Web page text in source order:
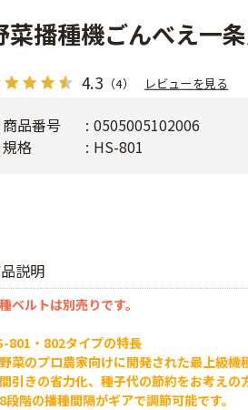
菜播種機ごんべえ一
4.3 （4） レビューを見る
説明
ベルトは別売りです。
801・802タイプの特長
菜のプロ農家向けに開発された最上級機
引きの省力化、種子代の節約をお考えの
階の播種間隔がギアで調節可能です。
商品番号
0505005102006
規格
HS-801